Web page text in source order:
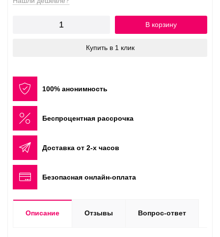
В корзину
Купить в 1 клик
100% анонимность
Беспроцентная рассрочка
Доставка от 2-х часов
Безопасная онлайн-оплата
Описание Отзывы Вопрос-ответ